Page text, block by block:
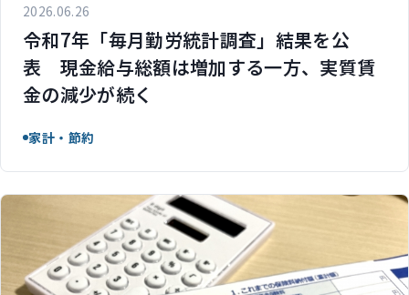
2026.06.26
令和7年「毎月勤労統計調査」結果を公
表 現金給与総額は増加する一方、実質賃
金の減少が続く
家計・節約